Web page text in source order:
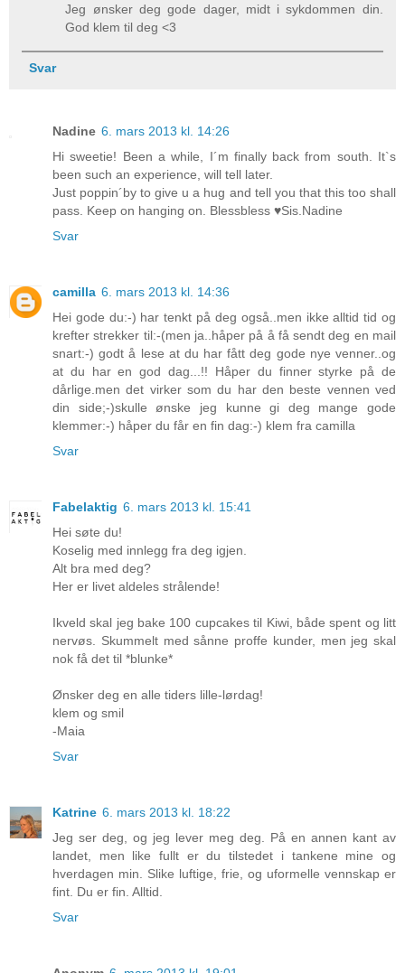
Jeg ønsker deg gode dager, midt i sykdommen din.
God klem til deg <3
Svar
Nadine 6. mars 2013 kl. 14:26
Hi sweetie! Been a while, I´m finally back from south. It`s
been such an experience, will tell later.
Just poppin´by to give u a hug and tell you that this too shall
pass. Keep on hanging on. Blessbless ♥Sis.Nadine
Svar
camilla 6. mars 2013 kl. 14:36
Hei gode du:-) har tenkt på deg også..men ikke alltid tid og
krefter strekker til:-(men ja..håper på å få sendt deg en mail
snart:-) godt å lese at du har fått deg gode nye venner..og
at du har en god dag...!! Håper du finner styrke på de
dårlige.men det virker som du har den beste vennen ved
din side;-)skulle ønske jeg kunne gi deg mange gode
klemmer:-) håper du får en fin dag:-) klem fra camilla
Svar
Fabelaktig 6. mars 2013 kl. 15:41
Hei søte du!
Koselig med innlegg fra deg igjen.
Alt bra med deg?
Her er livet aldeles strålende!
Ikveld skal jeg bake 100 cupcakes til Kiwi, både spent og litt
nervøs. Skummelt med sånne proffe kunder, men jeg skal
nok få det til *blunke*
Ønsker deg en alle tiders lille-lørdag!
klem og smil
-Maia
Svar
Katrine 6. mars 2013 kl. 18:22
Jeg ser deg, og jeg lever meg deg. På en annen kant av
landet, men like fullt er du tilstedet i tankene mine og
hverdagen min. Slike luftige, frie, og uformelle vennskap er
fint. Du er fin. Alltid.
Svar